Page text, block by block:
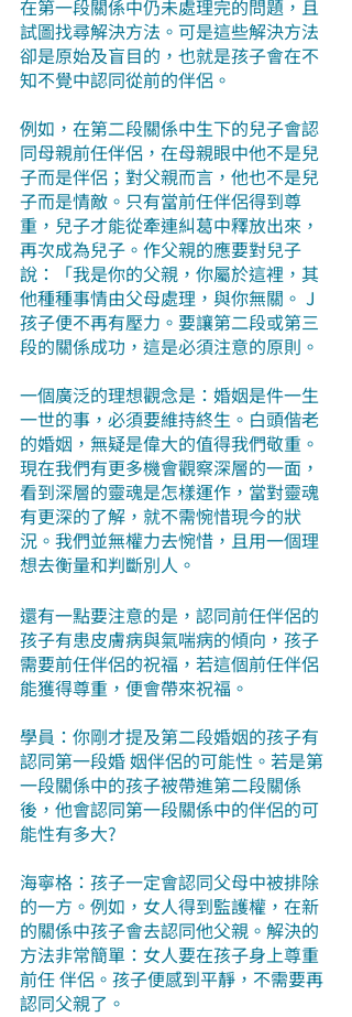
在第一段關係中仍未處理完的問題，且
試圖找尋解決方法。可是這些解決方法
卻是原始及盲目的，也就是孩子會在不
知不覺中認同從前的伴侶。
例如，在第二段關係中生下的兒子會認
同母親前任伴侶，在母親眼中他不是兒
子而是伴侶；對父親而言，他也不是兒
子而是情敵。只有當前任伴侶得到尊
重，兒子才能從牽連糾葛中釋放出來，
再次成為兒子。作父親的應要對兒子
說：「我是你的父親，你屬於這裡，其
他種種事情由父母處理，與你無關。 J
孩子便不再有壓力。要讓第二段或第三
段的關係成功，這是必須注意的原則。
一個廣泛的理想觀念是：婚姻是件一生
一世的事，必須要維持終生。白頭偕老
的婚姻，無疑是偉大的值得我們敬重。
現在我們有更多機會觀察深層的一面，
看到深層的靈魂是怎樣運作，當對靈魂
有更深的了解，就不需惋惜現今的狀
況。我們並無權力去惋惜，且用一個理
想去衡量和判斷別人。
還有一點要注意的是，認同前任伴侶的
孩子有患皮膚病與氣喘病的傾向，孩子
需要前任伴侶的祝福，若這個前任伴侶
能獲得尊重，便會帶來祝福。
學員：你剛才提及第二段婚姻的孩子有
認同第一段婚 姻伴侶的可能性。若是第
一段關係中的孩子被帶進第二段關係
後，他會認同第一段關係中的伴侶的可
能性有多大?
海寧格：孩子一定會認同父母中被排除
的一方。例如，女人得到監護權，在新
的關係中孩子會去認同他父親。解決的
方法非常簡單：女人要在孩子身上尊重
前任 伴侶。孩子便感到平靜，不需要再
認同父親了。